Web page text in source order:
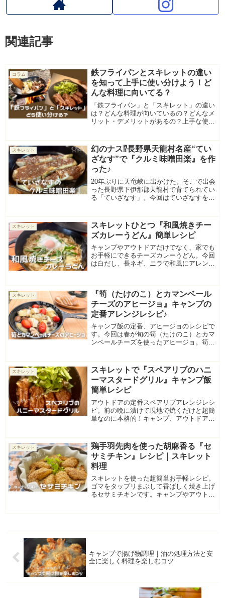
関連記事
コラム
鉄フライパンとスキレットの違い
を知って上手に使い分けよう！ど
んな料理に向いてる？
「鉄フライパン」と「スキレット」の違い
は？どんな料理が向いているの？どんなメ
リット・デメリットがあるの？上手な使い
スキレット
幻のナス⁉長野県天龍村名産“てい
ざなす”で『クルミ味噌田楽』を作
った♪
20年ぶりに天竜峡に出かけた。そこで出会
った長野県下伊那郡天龍村で育てられてい
る「ていざなす」。今回はていざなすを使
大きいナスだが、見た目とは裏腹に柔らか
く甘い！
スキレット
スキレットひとつ『和風焼きチー
ズカレーうどん』簡単レシピ
キャンプやアウトドアだけでなく、家でも
お手軽にできるチーズカレーうどん。今回
は白だし、長ネギ、ニラで和風にアレン
スキレット
『筍（たけのこ）とカマンベール
チーズのアヒージョ』キャンプの
定番アレンジレシピ♪
キャンプ飯の定番、アヒージョのレシピで
す。今回は春が旬の筍（たけのこ）とカマ
ンベールチーズを使ったアヒージョ。筍料
スキレット
スキレットで『スペアリブのハニ
ーマスタードグリル』キャンプ飯
簡単レシピ
アウトドアの定番スペアリブアレンジレシ
ピ。前の晩に漬けて現地で焼くだけと超簡
単なのに本格的！キャンプ、アウトドアに
スキレット
鶏手羽先肉を使った胡麻香る『セ
サミチキン』レシピ｜スキレット
料理
スキレットを使った超簡単お手軽レシピ。
ゴマをタップリまぶして香ばしく焼き上げ
るセサミチキンです。キャンプやアウトド
キャンプで揚げ物調理｜油の処理方法と安
全に楽しく料理を楽しむコツ